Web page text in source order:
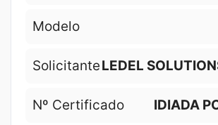
Modelo
SolicitanteLEDEL
Nº Certificado IDIADA